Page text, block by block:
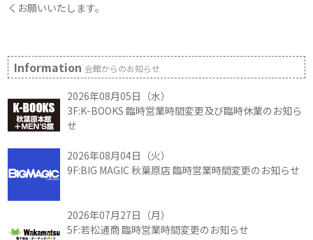
くお願いいたします。
Information会館からのお知らせ
2026年08月05日（水）
3F:K-BOOKS 臨時営業時間変更及び臨時休業のお知ら
せ
2026年08月04日（火）
9F:BIG MAGIC 秋葉原店 臨時営業時間変更のお知らせ
2026年07月27日（月）
5F:若松通商 臨時営業時間変更のお知らせ